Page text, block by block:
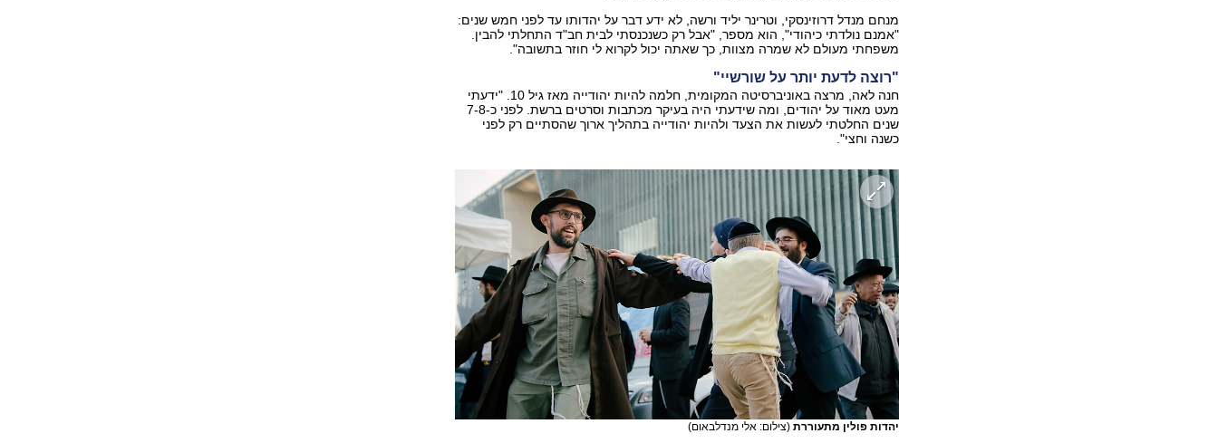
מנחם מנדל דרוזינסקי, וטרינר יליד ורשה, לא ידע דבר על יהדותו עד לפני חמש שנים:
"אמנם נולדתי כיהודי", הוא מספר, "אבל רק כשנכנסתי לבית חב"ד התחלתי להבין.
משפחתי מעולם לא שמרה מצוות, כך שאתה יכול לקרוא לי חוזר בתשובה".
"רוצה לדעת יותר על שורשיי"
חנה לאה, מרצה באוניברסיטה המקומית, חלמה להיות יהודייה מאז גיל 10. "ידעתי
מעט מאוד על יהודים, ומה שידעתי היה בעיקר מכתבות וסרטים ברשת. לפני כ-7-8
שנים החלטתי לעשות את הצעד ולהיות יהודייה בתהליך ארוך שהסתיים רק לפני
כשנה וחצי".
יהדות פולין מתעוררת (צילום: אלי מנדלבאום)